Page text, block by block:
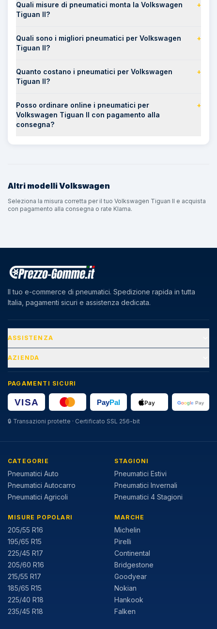
Quali misure di pneumatici monta la Volkswagen
Tiguan II?
+
Quali sono i migliori pneumatici per Volkswagen
Tiguan II?
+
Quanto costano i pneumatici per Volkswagen
Tiguan II?
+
Posso ordinare online i pneumatici per
Volkswagen Tiguan II con pagamento alla
consegna?
+
Altri modelliVolkswagen
Seleziona la misura corretta per il tuo Volkswagen Tiguan II e acquista
con pagamento alla consegna o rate Klarna.
Il tuo e-commerce di pneumatici. Spedizione rapida in tutta
Italia, pagamenti sicuri e assistenza dedicata.
ASSISTENZA
AZIENDA
PAGAMENTI SICURI
🔒 Transazioni protette · Certificato SSL 256-bit
CATEGORIE
Pneumatici Auto
Pneumatici Autocarro
Pneumatici Agricoli
STAGIONI
Pneumatici Estivi
Pneumatici Invernali
Pneumatici 4 Stagioni
MISURE POPOLARI
205/55 R16
195/65 R15
225/45 R17
205/60 R16
215/55 R17
185/65 R15
225/40 R18
235/45 R18
MARCHE
Michelin
Pirelli
Continental
Bridgestone
Goodyear
Nokian
Hankook
Falken